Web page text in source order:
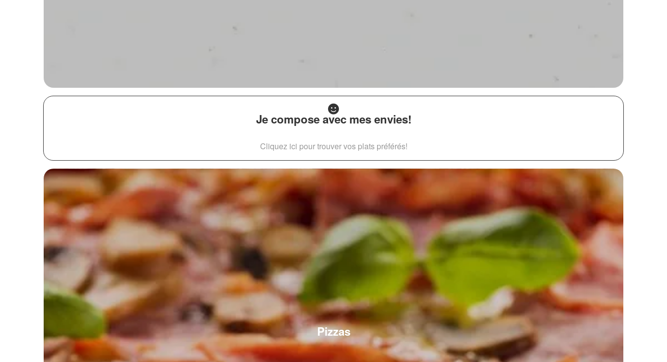
Je compose avec mes envies!
Cliquez ici pour trouver vos plats préférés!
Pizzas